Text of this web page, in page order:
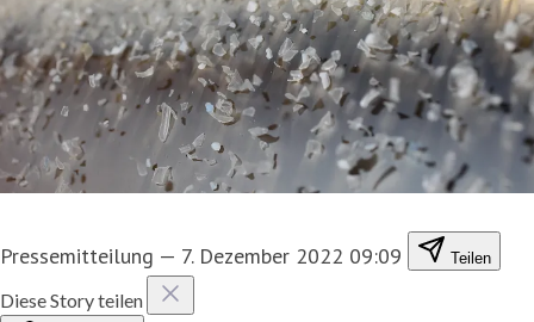
Pressemitteilung — 7. Dezember 2022 09:09 Teilen
Diese Story teilen